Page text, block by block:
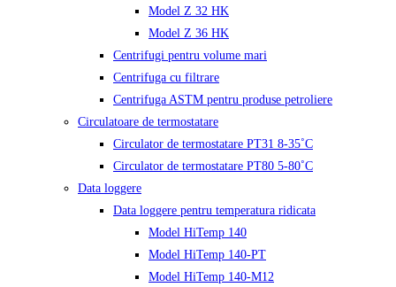
Model Z 32 HK
Model Z 36 HK
Centrifugi pentru volume mari
Centrifuga cu filtrare
Centrifuga ASTM pentru produse petroliere
Circulatoare de termostatare
Circulator de termostatare PT31 8-35˚C
Circulator de termostatare PT80 5-80˚C
Data loggere
Data loggere pentru temperatura ridicata
Model HiTemp 140
Model HiTemp 140-PT
Model HiTemp 140-M12